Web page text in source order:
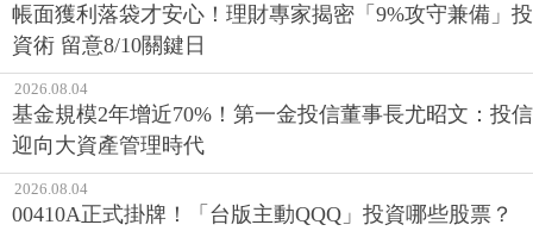
帳面獲利落袋才安心！理財專家揭密「9%攻守兼備」投
資術 留意8/10關鍵日
2026.08.04
基金規模2年增近70%！第一金投信董事長尤昭文：投信
迎向大資產管理時代
2026.08.04
00410A正式掛牌！「台版主動QQQ」投資哪些股票？